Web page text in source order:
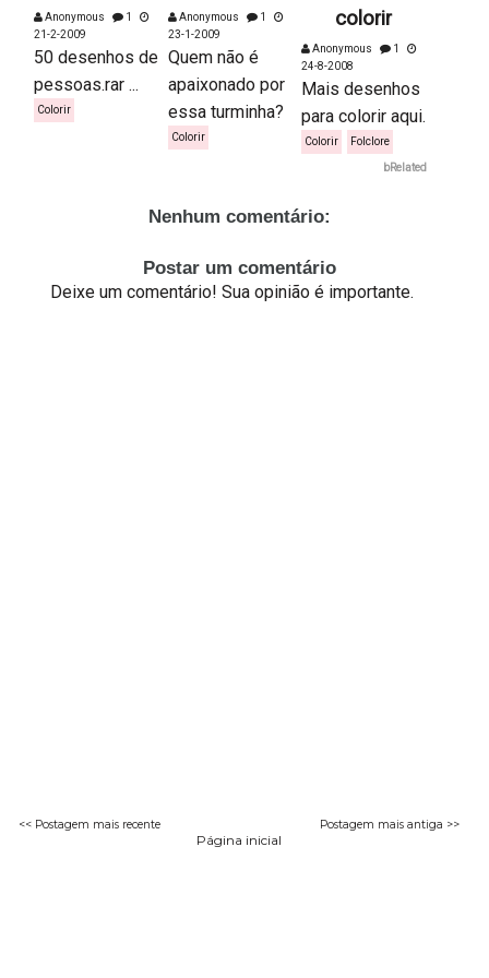
Anonymous
1
21-2-2009
50 desenhos de
pessoas.rar ...
Colorir
Anonymous
1
23-1-2009
Quem não é
apaixonado por
essa turminha?
Colorir
colorir
Anonymous
1
24-8-2008
Mais desenhos
para colorir aqui.
Colorir Folclore
bRelated
Nenhum comentário:
Postar um comentário
Deixe um comentário! Sua opinião é importante.
<< Postagem mais recente Postagem mais antiga >>
Página inicial